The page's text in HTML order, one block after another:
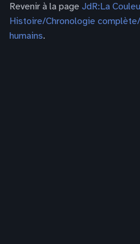
Revenir à la page JdR:La
Histoire/Chronologie
humains.